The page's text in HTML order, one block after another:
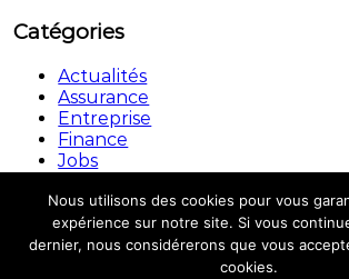
Catégories
Actualités
Assurance
Entreprise
Finance
Jobs
Copyright © © 2026.AutomouvAll
Theme: Flashby ThemeGrill.
Nous utilisons des cookies pour vous
expérience sur notre site. Si vous
dernier, nous considérerons que vous
cookies.